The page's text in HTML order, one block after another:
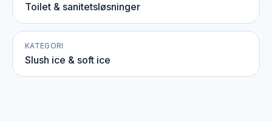
Toilet & sanitetsløsninger
KATEGORI
Slush ice & soft ice